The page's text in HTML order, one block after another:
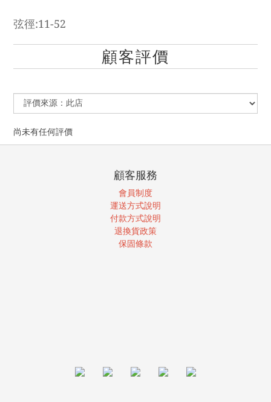
弦徑:11-52
顧客評價
尚未有任何評價
顧客服務
會員制度
運送方式說明
付款方式說明
退換貨政策
保固條款